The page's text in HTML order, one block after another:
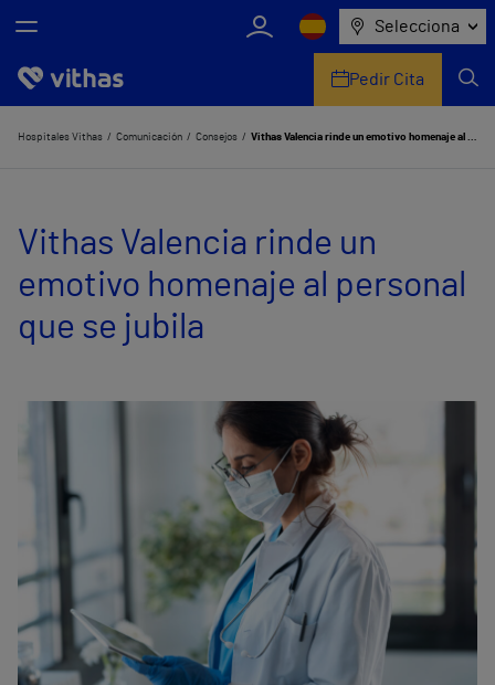
Selecciona
Nosotros
Servicios de salud
Equipo médico y asistencial
Información útil
Comunicación
Pedir Cita
Hospitales Vithas Comunicación Consejos Vithas Valencia rinde un emotivo homenaje al personal que se jubila
Vithas Valencia rinde un
emotivo homenaje al personal
que se jubila